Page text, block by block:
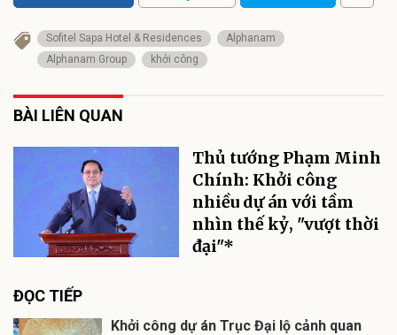
Sofitel Sapa Hotel & Residences
Alphanam
Alphanam Group
khởi công
BÀI LIÊN QUAN
Thủ tướng Phạm Minh
Chính: Khởi công
nhiều dự án với tầm
nhìn thế kỷ, "vượt thời
đại"*
ĐỌC TIẾP
Khởi công dự án Trục Đại lộ cảnh quan